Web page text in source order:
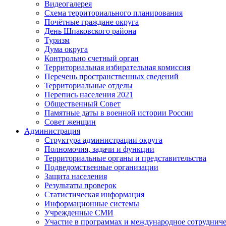
Видеогалерея
Схема территориального планирования
Почётные граждане округа
День Шпаковского района
Туризм
Дума округа
Контрольно счетный орган
Территориальная избирательная комиссия
Перечень пространственных сведений
Территориальные отделы
Перепись населения 2021
Общественный Совет
Памятные даты в военной истории России
Совет женщин
Администрация
Структура администрации округа
Полномочия, задачи и функции
Территориальные органы и представительства
Подведомственные организации
Защита населения
Результаты проверок
Статистическая информация
Информационные системы
Учрежденные СМИ
Участие в программах и международное